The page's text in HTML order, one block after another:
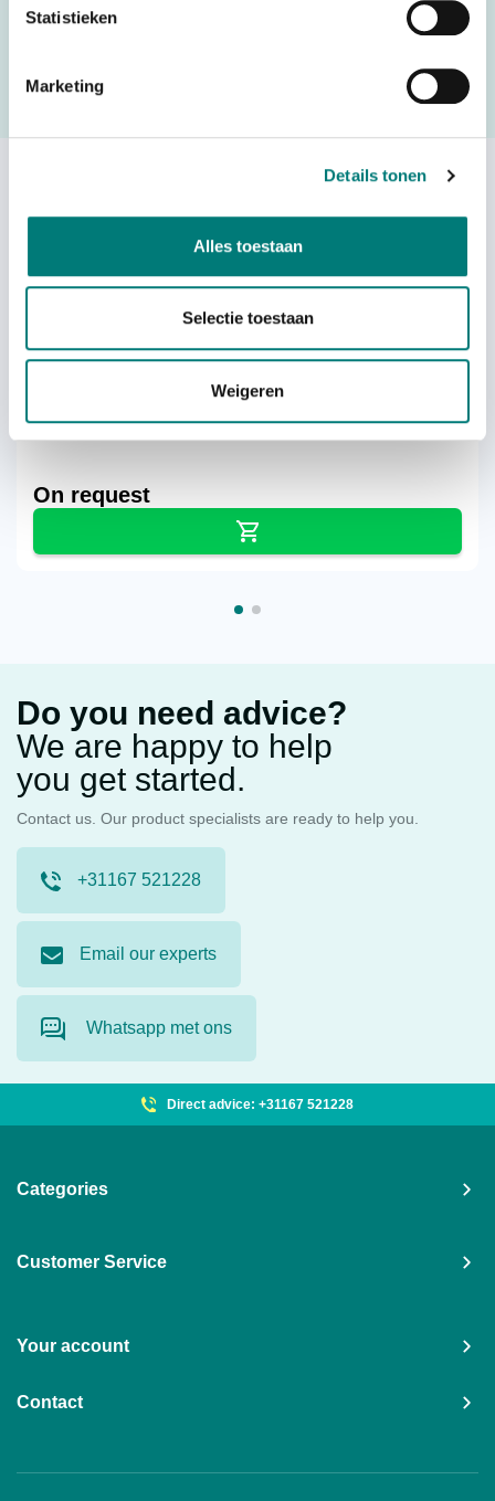
Statistieken
Marketing
Details tonen
Alles toestaan
Selectie toestaan
Weigeren
in the quote request form and we will contact you as soon
Scanreco® RC400 G2B Maxi system
On request
Do you need advice?
We are happy to help
you get started.
Contact us. Our product specialists are ready to help you.
+31167 521228
Email our experts
Whatsapp met ons
Direct advice: +31167 521228
Categories
Customer Service
Your account
Contact